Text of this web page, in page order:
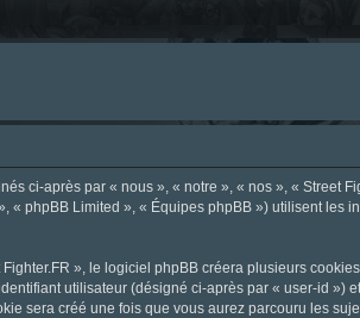
ci-après par « nous », « notre », « nos », « Street
phpBB Limited », « Équipes phpBB ») utilisent les
», le logiciel phpBB créera plusieurs
utilisateur (désigné ci-après par « user-id »)
sera créé une fois que vous aurez parcouru les